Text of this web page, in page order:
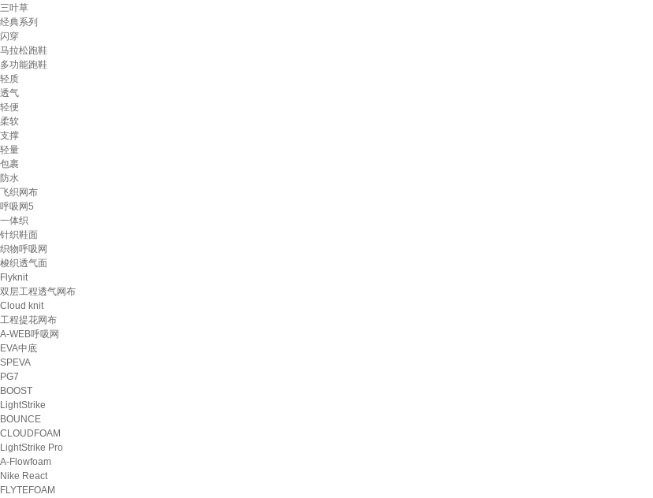
三叶草
经典系列
闪穿
马拉松跑鞋
多功能跑鞋
轻质
透气
轻便
柔软
支撑
轻量
包裹
防水
飞织网布
呼吸网5
一体织
针织鞋面
织物呼吸网
梭织透气面
Flyknit
双层工程透气网布
Cloud knit
工程提花网布
A-WEB呼吸网
EVA中底
SPEVA
PG7
BOOST
LightStrike
BOUNCE
CLOUDFOAM
LightStrike Pro
A-Flowfoam
Nike React
FLYTEFOAM